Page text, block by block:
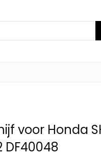
voor Honda
DF40048